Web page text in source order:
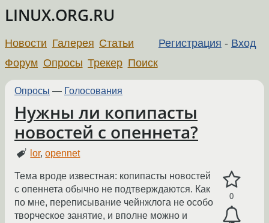
LINUX.ORG.RU
Регистрация - Вход
Новости Галерея Статьи
Форум Опросы Трекер Поиск
Опросы — Голосования
Нужны ли копипасты
новостей с опеннета?
lor,opennet
0
Тема вроде известная: копипасты новостей
с опеннета обычно не подтверждаются. Как
по мне, переписывание чейнжлога не особо
творческое занятие, и вполне можно и